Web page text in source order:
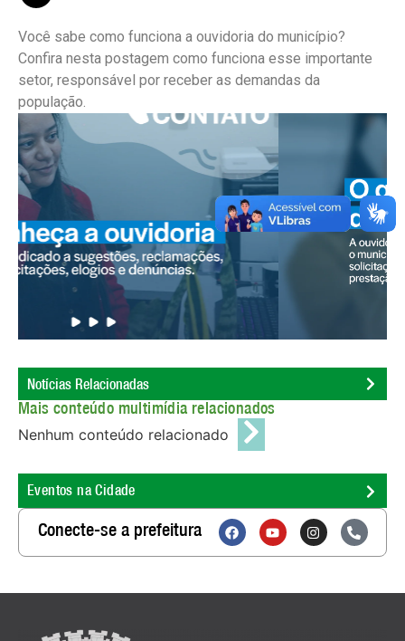
Você sabe como funciona a ouvidoria do município?
Confira nesta postagem como funciona esse importante
setor, responsável por receber as demandas da
população.
Notícias Relacionadas
Mais conteúdo multimídia relacionados
Nenhum conteúdo relacionado
Eventos na Cidade
Conecte-se a prefeitura